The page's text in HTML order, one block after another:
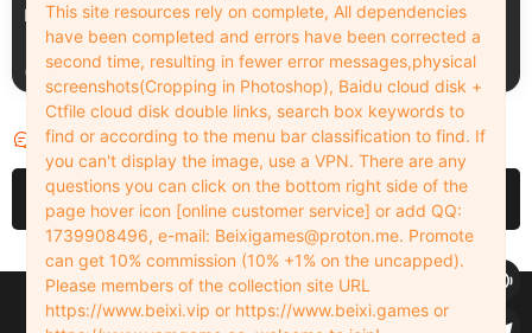
Monica_2_2_2
3天前
Lizhen2025
3天前
评论 0
请先登录
Copyleft © 2022-2026 beixi.vip - All Rights Freedom！
创作不易！有能力的同学可以去支持一下原创作者（我们绝对支持），当然
This site resources rely on complete, All dependencies
have been completed and errors have been corrected a
second time, resulting in fewer error messages,physical
screenshots(Cropping in Photoshop), Baidu cloud disk +
Ctfile cloud disk double links, search box keywords to
find or according to the menu bar classification to find. If
you can't display the image, use a VPN. There are any
questions you can click on the bottom right side of the
page hover icon [online customer service] or add QQ:
1739908496, e-mail: Beixigames@proton.me. Promote
can get 10% commission (10% +1% on the uncapped).
Please members of the collection site URL
https://www.beixi.vip or https://www.beixi.games or